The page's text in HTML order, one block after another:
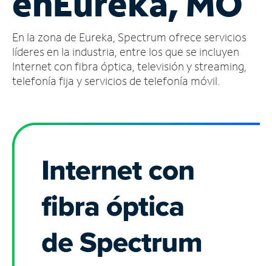
cuenta
Encuentra
una
tienda
En la zona de Eureka, Spectrum ofrece servicios
líderes en la industria, entre los que se incluyen
Internet con fibra óptica, televisión y streaming,
telefonía fija y servicios de telefonía móvil.